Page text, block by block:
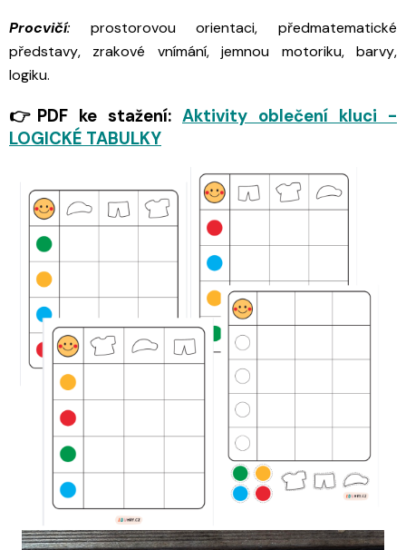
Procvičí: prostorovou orientaci, předmatematické
představy, zrakové vnímání, jemnou motoriku, barvy,
logiku.
👉PDF ke stažení: Aktivity oblečení kluci -
LOGICKÉ TABULKY